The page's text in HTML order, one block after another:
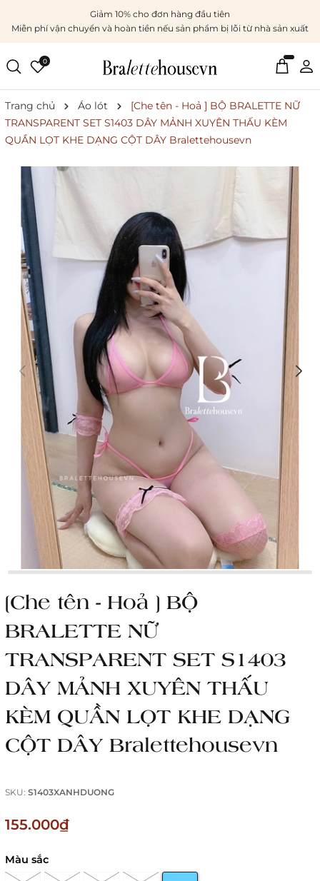
Giảm 10% cho đơn hàng đầu tiên
Miễn phí vận chuyển và hoàn tiền nếu sản phẩm bị lỗi từ nhà sản xuất
0
Trang chủ Áo lót
[Che tên - Hoả ] BỘ BRALETTE NỮ
TRANSPARENT SET S1403 DÂY MẢNH XUYÊN THẤU KÈM
QUẦN LỌT KHE DẠNG CỘT DÂY Bralettehousevn
[Che tên - Hoả ] BỘ
BRALETTE NỮ
TRANSPARENT SET S1403
DÂY MẢNH XUYÊN THẤU
KÈM QUẦN LỌT KHE DẠNG
CỘT DÂY Bralettehousevn
SKU: S1403XANHDUONG
155.000₫
Màu sắc